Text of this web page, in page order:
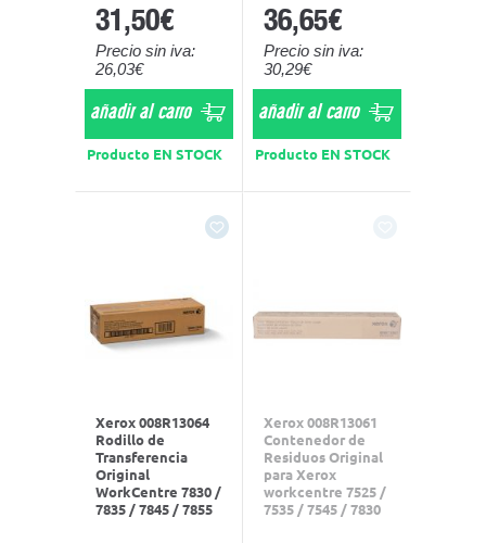
Producto EN STOCK
31,50€
Precio sin iva:
26,03€
añadir al carro
Producto EN STOCK
36,65€
Precio sin iva:
30,29€
añadir al carro
Xerox 008R13064
Rodillo de
Transferencia
Original
WorkCentre 7830 /
7835 / 7845 / 7855
Xerox 008R13061
Contenedor de
Residuos Original
para Xerox
workcentre 7525 /
7535 / 7545 / 7830